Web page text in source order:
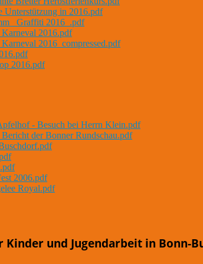
in 2016.pdf
_Graffiti 2016_.pdf
2016.pdf
2016_compressed.pdf
2016.pdf
- Besuch bei Herrn Klein.pdf
der Bonner Rundschau.pdf
2006.pdf
Royal.pdf
Kinder und Jugendarbeit in Bonn-